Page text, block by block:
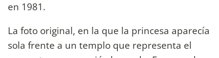
en 1981.
La foto original, en la que la princesa aparecía
sola frente a un templo que representa el